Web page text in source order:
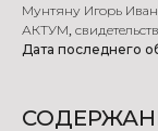
Мунтяну Игорь
АКТУМ,
Дата последнего